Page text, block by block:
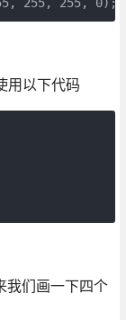
用以下代码
我们画一下四个